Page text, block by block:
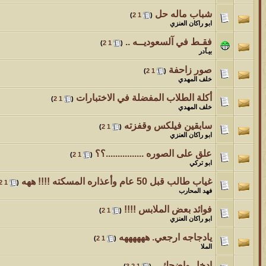
شباب ماله حل (
1
2
)
ابو راكان العنزي
فقـط في آلسعوديــه .. (
1
2
)
بيـآدر
صور زاحفة (
1
2
)
خلف المهدي
أكلة الطلاب المفضلة في الاختبارات (
1
2
)
خلف المهدي
سابقين فيلكس وقفزته (
1
2
)
ابو راكان العنزي
علق على الصوره ................؟؟ (
1
2
)
ابو تركي
غياب طالب قبل 50 عام وأعذاره المسكته !!!! ههه (
1
فهد المحارب
فوائد بعض الملابس !!!! (
1
2
)
ابو راكان العنزي
يادجاجه ارجعي. ههههههه (
1
2
)
الملا